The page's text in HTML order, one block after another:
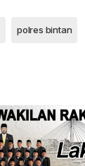
polres bintan